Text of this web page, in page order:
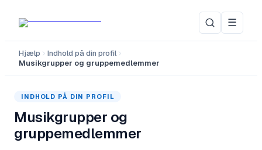
☰
Hjælp
Indhold på din profil
Musikgrupper og gruppemedlemmer
INDHOLD PÅ DIN PROFIL
Musikgrupper og
gruppemedlemmer